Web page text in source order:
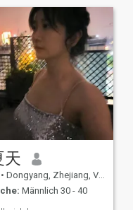
天
• Dongyang, Zhejiang, Volksrep. China
Männlich 30 - 40